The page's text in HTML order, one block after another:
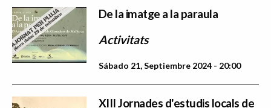
De la imatge a la paraula
Activitats
Sábado 21, Septiembre 2024 - 20:00
XIII Jornades d'estudis locals de